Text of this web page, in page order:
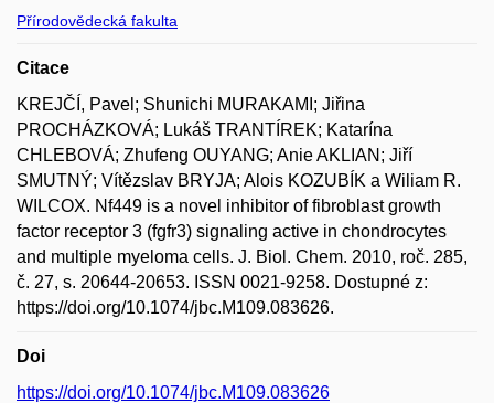
Přírodovědecká fakulta
Citace
KREJČÍ, Pavel; Shunichi MURAKAMI; Jiřina
PROCHÁZKOVÁ; Lukáš TRANTÍREK; Katarína
CHLEBOVÁ; Zhufeng OUYANG; Anie AKLIAN; Jiří
SMUTNÝ; Vítězslav BRYJA; Alois KOZUBÍK a Wiliam R.
WILCOX. Nf449 is a novel inhibitor of fibroblast growth
factor receptor 3 (fgfr3) signaling active in chondrocytes
and multiple myeloma cells. J. Biol. Chem. 2010, roč. 285,
č. 27, s. 20644-20653. ISSN 0021-9258. Dostupné z:
https://doi.org/10.1074/jbc.M109.083626.
Doi
https://doi.org/10.1074/jbc.M109.083626